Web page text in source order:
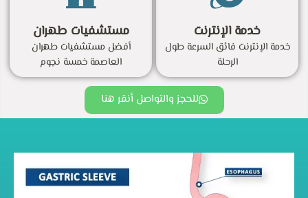
خدمة الإنترنت
خدمة الإنترنت فائق السرعة طول
الرحلة
مستشفيات طهران
أفضل مستشفيات طهران
العاصمة خمسة نجوم
للحجز والتواصل أنقر هنا